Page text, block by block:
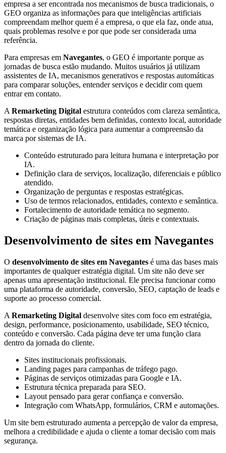
empresa a ser encontrada nos mecanismos de busca tradicionais, o
GEO organiza as informações para que inteligências artificiais
compreendam melhor quem é a empresa, o que ela faz, onde atua,
quais problemas resolve e por que pode ser considerada uma
referência.
Para empresas em Navegantes, o GEO é importante porque as
jornadas de busca estão mudando. Muitos usuários já utilizam
assistentes de IA, mecanismos generativos e respostas automáticas
para comparar soluções, entender serviços e decidir com quem
entrar em contato.
A Remarketing Digital estrutura conteúdos com clareza semântica,
respostas diretas, entidades bem definidas, contexto local, autoridade
temática e organização lógica para aumentar a compreensão da
marca por sistemas de IA.
Conteúdo estruturado para leitura humana e interpretação por
IA.
Definição clara de serviços, localização, diferenciais e público
atendido.
Organização de perguntas e respostas estratégicas.
Uso de termos relacionados, entidades, contexto e semântica.
Fortalecimento de autoridade temática no segmento.
Criação de páginas mais completas, úteis e contextuais.
Desenvolvimento de sites em Navegantes
O desenvolvimento de sites em Navegantes é uma das bases mais
importantes de qualquer estratégia digital. Um site não deve ser
apenas uma apresentação institucional. Ele precisa funcionar como
uma plataforma de autoridade, conversão, SEO, captação de leads e
suporte ao processo comercial.
A Remarketing Digital desenvolve sites com foco em estratégia,
design, performance, posicionamento, usabilidade, SEO técnico,
conteúdo e conversão. Cada página deve ter uma função clara
dentro da jornada do cliente.
Sites institucionais profissionais.
Landing pages para campanhas de tráfego pago.
Páginas de serviços otimizadas para Google e IA.
Estrutura técnica preparada para SEO.
Layout pensado para gerar confiança e conversão.
Integração com WhatsApp, formulários, CRM e automações.
Um site bem estruturado aumenta a percepção de valor da empresa,
melhora a credibilidade e ajuda o cliente a tomar decisão com mais
segurança.